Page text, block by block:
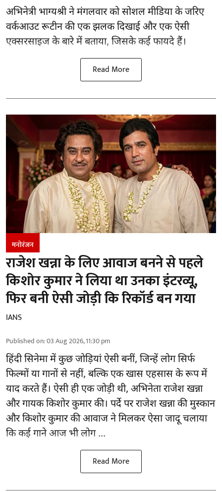
अभिनेत्री भाग्यश्री ने मंगलवार को सोशल मीडिया के जरिए
वर्कआउट रूटीन की एक झलक दिखाई और एक ऐसी
एक्सरसाइज के बारे में बताया, जिसके कई फायदे हैं।
Read More
मनोरंजन
राजेश खन्ना के लिए आवाज बनने से पहले
किशोर कुमार ने लिया था उनका इंटरव्यू,
फिर बनी ऐसी जोड़ी कि रिकॉर्ड बन गया
IANS
Published on:03 Aug 2026, 11:30 pm
हिंदी सिनेमा में कुछ जोड़ियां ऐसी बनीं, जिन्हें लोग सिर्फ
फिल्मों या गानों से नहीं, बल्कि एक खास एहसास के रूप में
याद करते हैं। ऐसी ही एक जोड़ी थी, अभिनेता राजेश खन्ना
और गायक किशोर कुमार की। पर्दे पर राजेश खन्ना की मुस्कान
और किशोर कुमार कीआवाजने मिलकर ऐसा जादू चलाया
कि कई गाने आज भी लोग ...
Read More